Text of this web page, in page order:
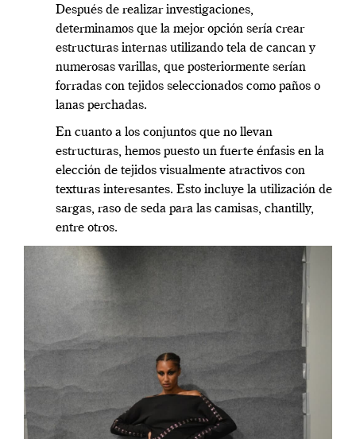
Después de realizar investigaciones,
determinamos que la mejor opción sería crear
estructuras internas utilizando tela de cancan y
numerosas varillas, que posteriormente serían
forradas con tejidos seleccionados como paños o
lanas perchadas.
En cuanto a los conjuntos que no llevan
estructuras, hemos puesto un fuerte énfasis en la
elección de tejidos visualmente atractivos con
texturas interesantes. Esto incluye la utilización de
sargas, raso de seda para las camisas, chantilly,
entre otros.